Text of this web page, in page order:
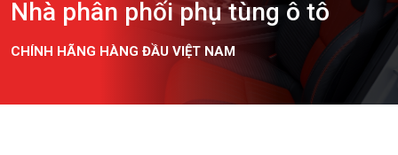
Nhà phân phối phụ tùng ô tô
CHÍNH HÃNG HÀNG ĐẦU VIỆT NAM